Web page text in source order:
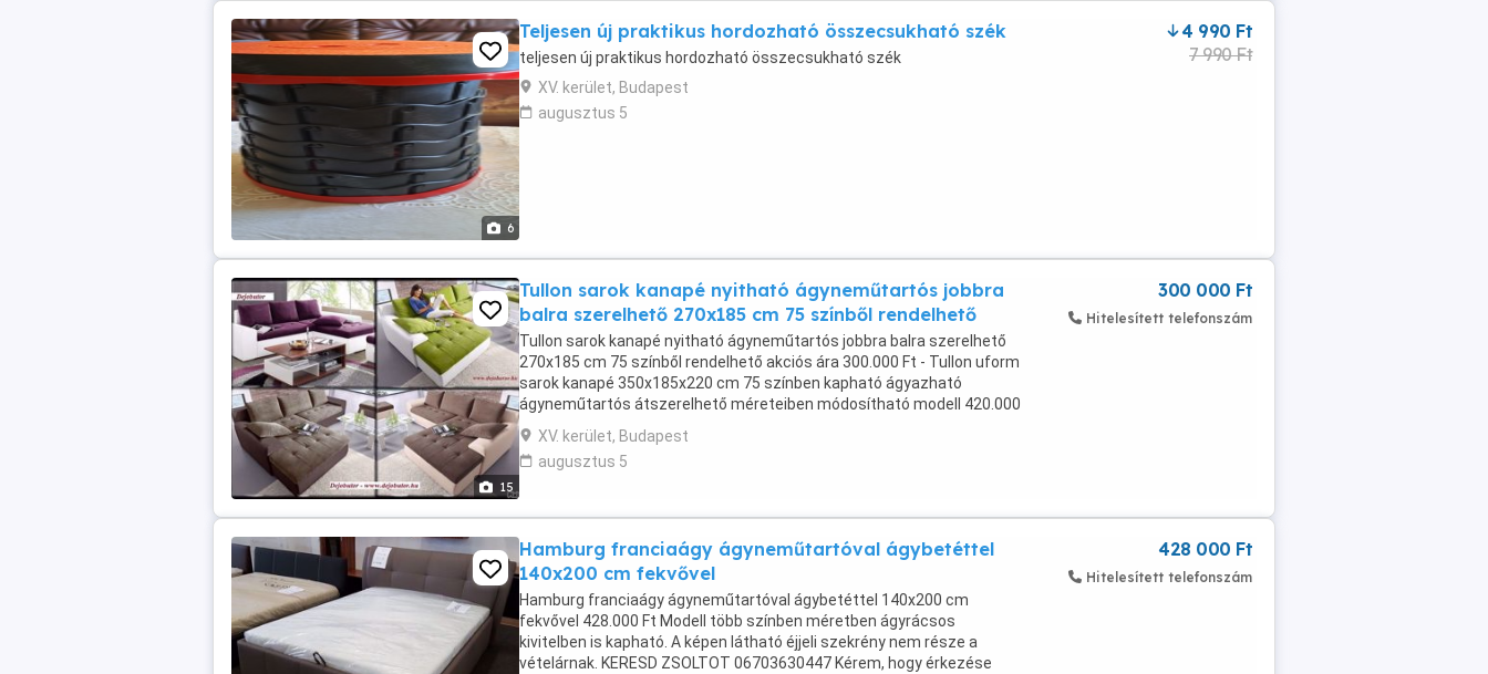
6
Teljesen új praktikus hordozható összecsukható szék
teljesen új praktikus hordozható összecsukható szék
XV. kerület, Budapest
augusztus 5
4 990 Ft
7 990 Ft
15
Tullon sarok kanapé nyitható ágyneműtartós jobbra
balra szerelhető 270x185 cm 75 színből rendelhető
Tullon sarok kanapé nyitható ágyneműtartós jobbra balra szerelhető
270x185 cm 75 színből rendelhető akciós ára 300.000 Ft - Tullon uform
sarok kanapé 350x185x220 cm 75 színben kapható ágyazható
ágyneműtartós átszerelhető méreteiben módosítható modell 420.000
Ft - Tullon kanapé 260x100 cm 75 színben ...
XV. kerület, Budapest
augusztus 5
300 000 Ft
Hitelesített telefonszám
Hamburg franciaágy ágyneműtartóval ágybetéttel
140x200 cm fekvővel
Hamburg franciaágy ágyneműtartóval ágybetéttel 140x200 cm
fekvővel 428.000 Ft Modell több színben méretben ágyrácsos
kivitelben is kapható. A képen látható éjjeli szekrény nem része a
vételárnak. KERESD ZSOLTOT 06703630447 Kérem, hogy érkezése
428 000 Ft
Hitelesített telefonszám